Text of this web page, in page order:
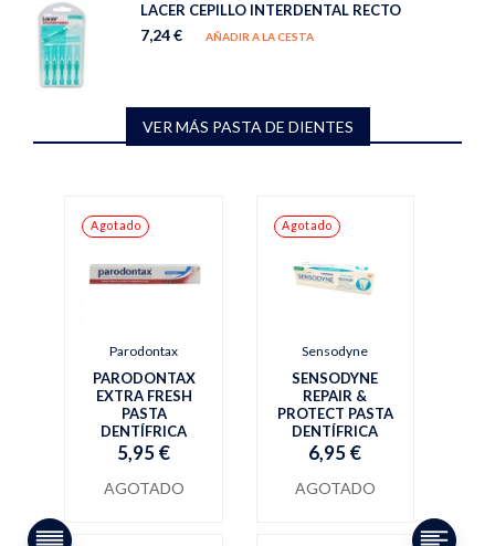
LACER CEPILLO INTERDENTAL RECTO
7,24 € AÑADIR A LA CESTA
VER MÁS PASTA DE DIENTES
Agotado
Parodontax
PARODONTAX
EXTRA FRESH
PASTA
DENTÍFRICA
5,95 €
AGOTADO
Agotado
Sensodyne
SENSODYNE
REPAIR &
PROTECT PASTA
DENTÍFRICA
6,95 €
AGOTADO